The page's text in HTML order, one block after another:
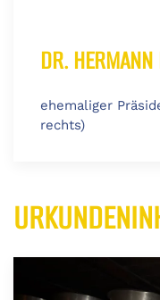
DR.
ehemaliger
rechts)